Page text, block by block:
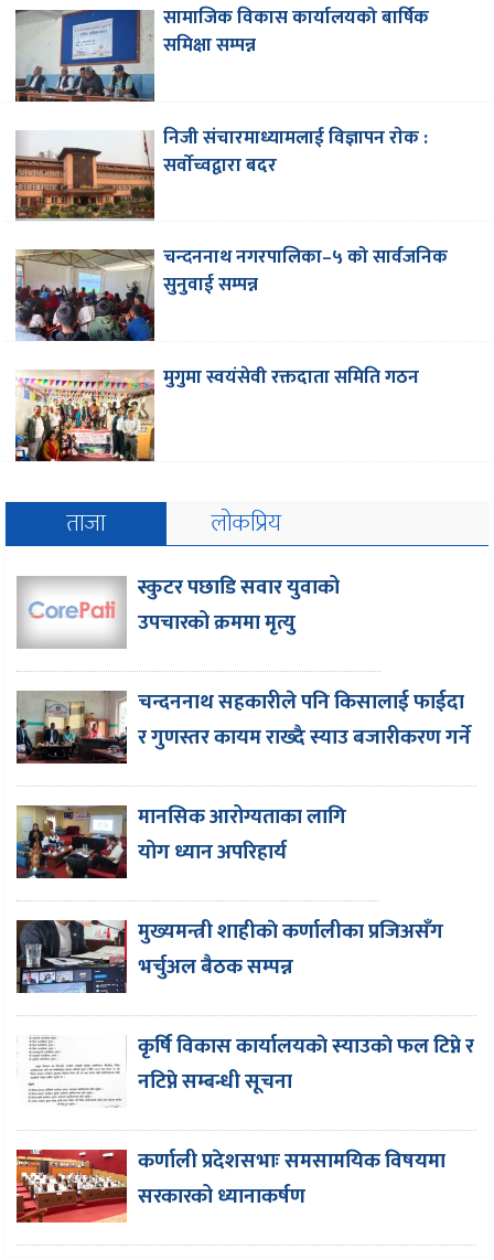
सामाजिक विकास कार्यालयको बार्षिक
समिक्षा सम्पन्न
निजी संचारमाध्यामलाई विज्ञापन राेक :
सर्वाेच्वद्वारा बदर
चन्दननाथ नगरपालिका–५ को सार्वजनिक
सुनुवाई सम्पन्न
मुगुमा स्वयंसेवी रक्तदाता समिति गठन
ताजा लोकप्रिय
स्कुटर पछाडि सवार युवाको
उपचारको क्रममा मृत्यु
चन्दननाथ सहकारीले पनि किसालाई फाईदा
र गुणस्तर कायम राख्दै स्याउ बजारीकरण गर्ने
मानसिक आरोग्यताका लागि
योग ध्यान अपरिहार्य
मुख्यमन्त्री शाहीकाे कर्णालीका प्रजिअसँग
भर्चुअल बैठक सम्पन्न
कृर्षि विकास कार्यालयकाे स्याउकाे फल टिप्ने र
नटिप्ने सम्बन्धी सूचना
कर्णाली प्रदेशसभाः समसामयिक विषयमा
सरकारको ध्यानाकर्षण